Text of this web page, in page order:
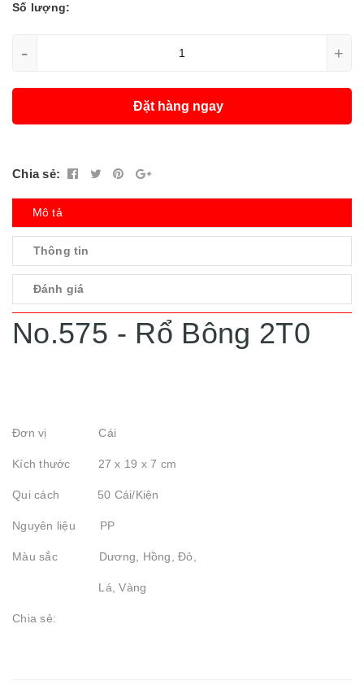
Số lượng:
- +
Đặt hàng ngay
Chia sẻ:
Mô tả
Thông tin
Đánh giá
No.575 - Rổ Bông 2T0
Đơn vị Cái
Kích thước 27 x 19 x 7 cm
Qui cách 50 Cái/Kiện
Nguyên liệu PP
Màu sắc Dương, Hồng, Đỏ,
Lá, Vàng
Chia sẻ: